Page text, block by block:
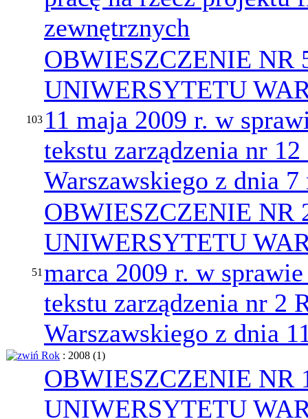
zewnętrznych
103
OBWIESZCZENIE NR
UNIWERSYTETU
11 maja 2009 r. w
tekstu zarządzenia nr
Warszawskiego z dnia
51
OBWIESZCZENIE NR
UNIWERSYTETU
marca 2009 r. w
tekstu zarządzenia nr 2
Warszawskiego z dnia
Rok : 2008 ‎(1)
OBWIESZCZENIE NR
UNIWERSYTETU